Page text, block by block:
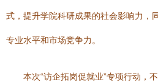
式，提升学院科研成果的社会影响力，
专业水平和市场竞争力。
本次“访企拓岗促就业”专项行动，